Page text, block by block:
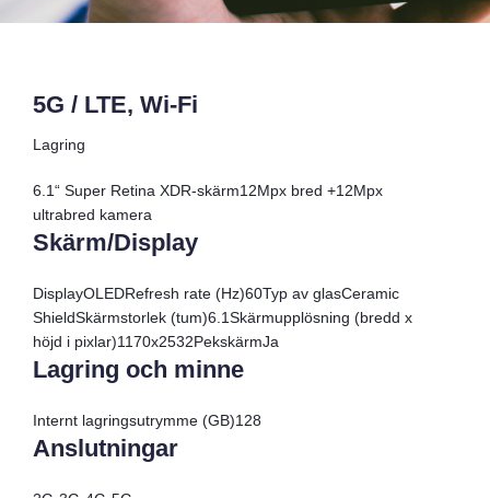
5G / LTE, Wi-Fi
Lagring
6.1“ Super Retina XDR-skärm12Mpx bred +12Mpx
ultrabred kamera
Skärm/Display
DisplayOLEDRefresh rate (Hz)60Typ av glasCeramic
ShieldSkärmstorlek (tum)6.1Skärmupplösning (bredd x
höjd i pixlar)1170x2532PekskärmJa
Lagring och minne
Internt lagringsutrymme (GB)128
Anslutningar